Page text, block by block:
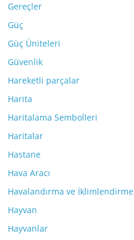
Gereçler
Güç
Güç Üniteleri
Güvenlik
Hareketli parçalar
Harita
Haritalama Sembolleri
Haritalar
Hastane
Hava Aracı
Havalandırma ve İklimlendirme
Hayvan
Hayvanlar